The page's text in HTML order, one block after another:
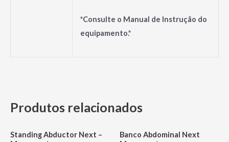
*Consulte o Manual de Instrução do
equipamento.*
Produtos relacionados
Standing Abductor Next –
Banco Abdominal Next